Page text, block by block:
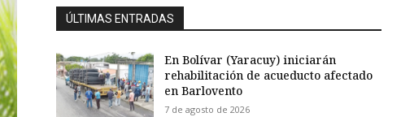
ÚLTIMAS ENTRADAS
En Bolívar (Yaracuy) iniciarán
rehabilitación de acueducto afectado
en Barlovento
7 de agosto de 2026